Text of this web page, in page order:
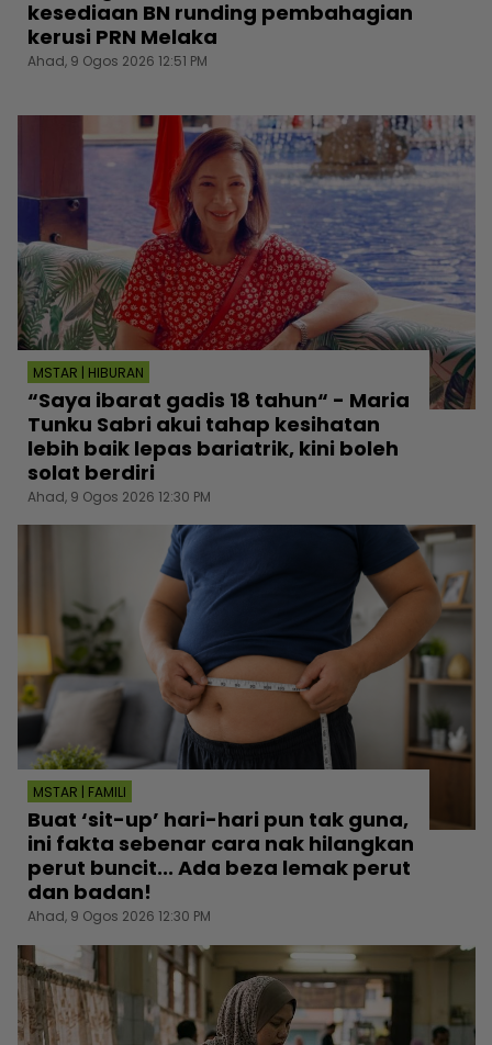
kesediaan BN runding pembahagian
kerusi PRN Melaka
Ahad, 9 Ogos 2026 12:51 PM
MSTAR | HIBURAN
“Saya ibarat gadis 18 tahun“ - Maria
Tunku Sabri akui tahap kesihatan
lebih baik lepas bariatrik, kini boleh
solat berdiri
Ahad, 9 Ogos 2026 12:30 PM
MSTAR | FAMILI
Buat ‘sit-up’ hari-hari pun tak guna,
ini fakta sebenar cara nak hilangkan
perut buncit... Ada beza lemak perut
dan badan!
Ahad, 9 Ogos 2026 12:30 PM